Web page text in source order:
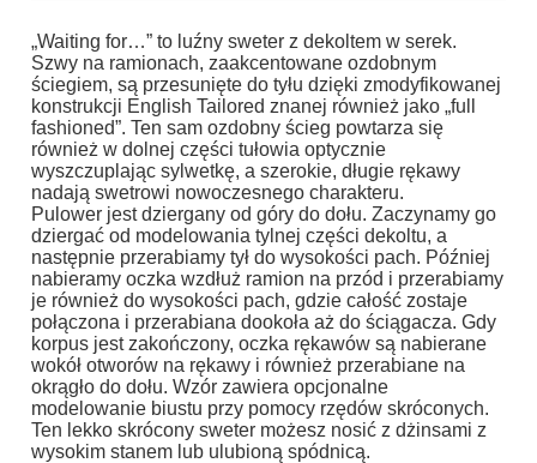
„Waiting for…” to luźny sweter z dekoltem w serek.
Szwy na ramionach, zaakcentowane ozdobnym
ściegiem, są przesunięte do tyłu dzięki zmodyfikowanej
konstrukcji English Tailored znanej również jako „full
fashioned”. Ten sam ozdobny ścieg powtarza się
również w dolnej części tułowia optycznie
wyszczuplając sylwetkę, a szerokie, długie rękawy
nadają swetrowi nowoczesnego charakteru.
Pulower jest dziergany od góry do dołu. Zaczynamy go
dziergać od modelowania tylnej części dekoltu, a
następnie przerabiamy tył do wysokości pach. Później
nabieramy oczka wzdłuż ramion na przód i przerabiamy
je również do wysokości pach, gdzie całość zostaje
połączona i przerabiana dookoła aż do ściągacza. Gdy
korpus jest zakończony, oczka rękawów są nabierane
wokół otworów na rękawy i również przerabiane na
okrągło do dołu. Wzór zawiera opcjonalne
modelowanie biustu przy pomocy rzędów skróconych.
Ten lekko skrócony sweter możesz nosić z dżinsami z
wysokim stanem lub ulubioną spódnicą.